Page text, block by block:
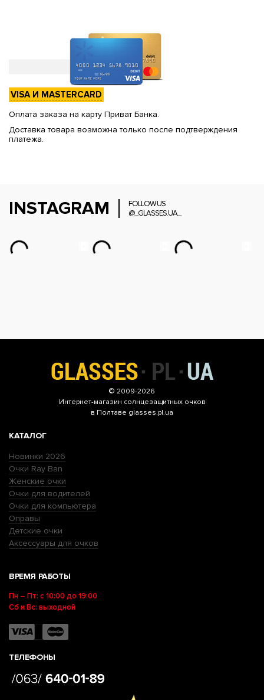
VISA И MASTERCARD
Оплата заказа на карту Приват Банка.
Доставка товара возможна только после подтверждения
платежа.
INSTAGRAM
FOLLOW US
@_GLASSES.UA_
© 2009-2026
Интернет-магазин солнцезащитных очков
в Полтаве glasses.pl.ua
КАТАЛОГ
Новинки 2026
Очки Ray Ban
Женские очки
Очки для водителей
Очки для компьютера
Оправы
Детские очки
Аксессуары для очков
ВРЕМЯ РАБОТЫ
Пн – Пт: с 10:00 до 19:00
Сб и Вс: выходной
ТЕЛЕФОНЫ